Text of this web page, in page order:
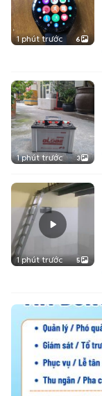
1 phút trước 6
1 phút trước 3
1 phút trước 5